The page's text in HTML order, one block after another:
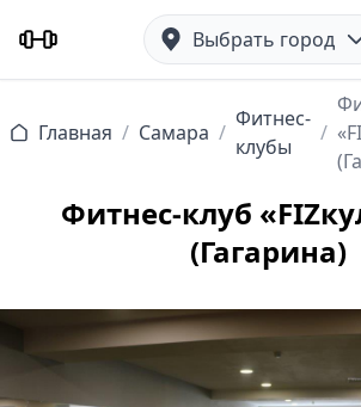
Выбрать город
Главная / Самара /
Фитнес-
клубы
/
Фитнес-клуб
(Гагарина)